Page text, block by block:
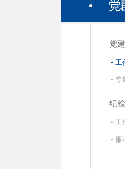
党
• 工
• 专
纪
• 工
• 廉